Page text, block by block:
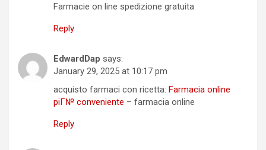
Farmacie on line spedizione gratuita
Reply
EdwardDap says:
January 29, 2025 at 10:17 pm
acquisto farmaci con ricetta: Farmacia online
piГ№ conveniente – farmacia online
Reply